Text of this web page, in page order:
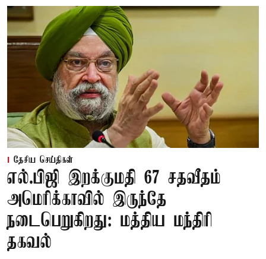
தேசிய செய்திகள்
எல்.பிஜி இறக்குமதி 67 சதவீதம்
அமெரிக்காவில் இருந்தே
நடைபெறுகிறது: மத்திய மந்திரி
தகவல்